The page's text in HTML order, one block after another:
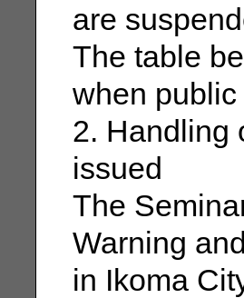
are
The table
when
2. Handling
issued
The
Warning
in Ikoma